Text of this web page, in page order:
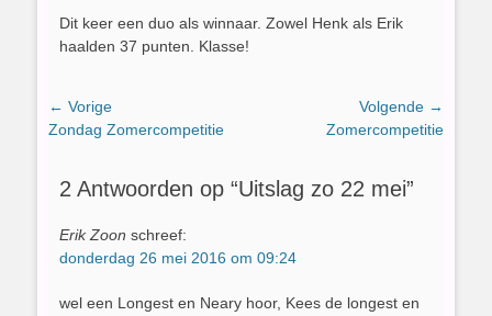
Dit keer een duo als winnaar. Zowel Henk als Erik
haalden 37 punten. Klasse!
Bericht
navigatie
← Vorige
Vorig
Zondag Zomercompetitie
Volgende →
Zomercompetitie
2 Antwoorden op “Uitslag zo 22 mei”
Erik Zoon schreef:
donderdag 26 mei 2016 om 09:24
wel een Longest en Neary hoor, Kees de longest en